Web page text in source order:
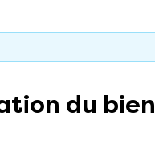
du bien